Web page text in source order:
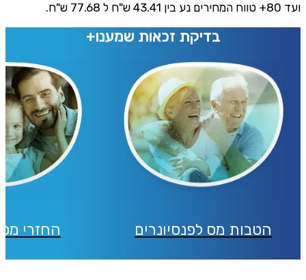
ועד 80+ טווח המחירים נע בין 43.41 ש"ח ל 77.68 ש"ח.
בדיקת זכאות שמענו+
הטבות מס לפנסיונרים החזרי